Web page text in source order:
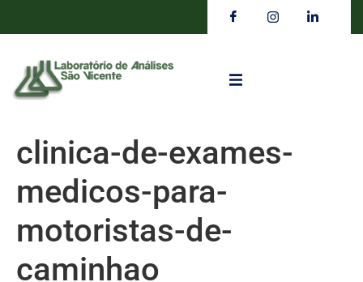
clinica-de-exames-
medicos-para-
motoristas-de-
caminhao